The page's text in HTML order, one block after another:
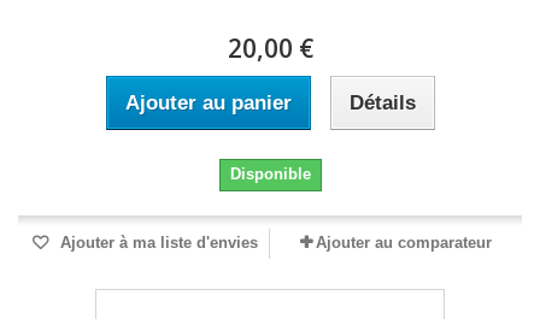
20,00 €
Ajouter au panier Détails
Disponible
Ajouter à ma liste d'envies Ajouter au comparateur